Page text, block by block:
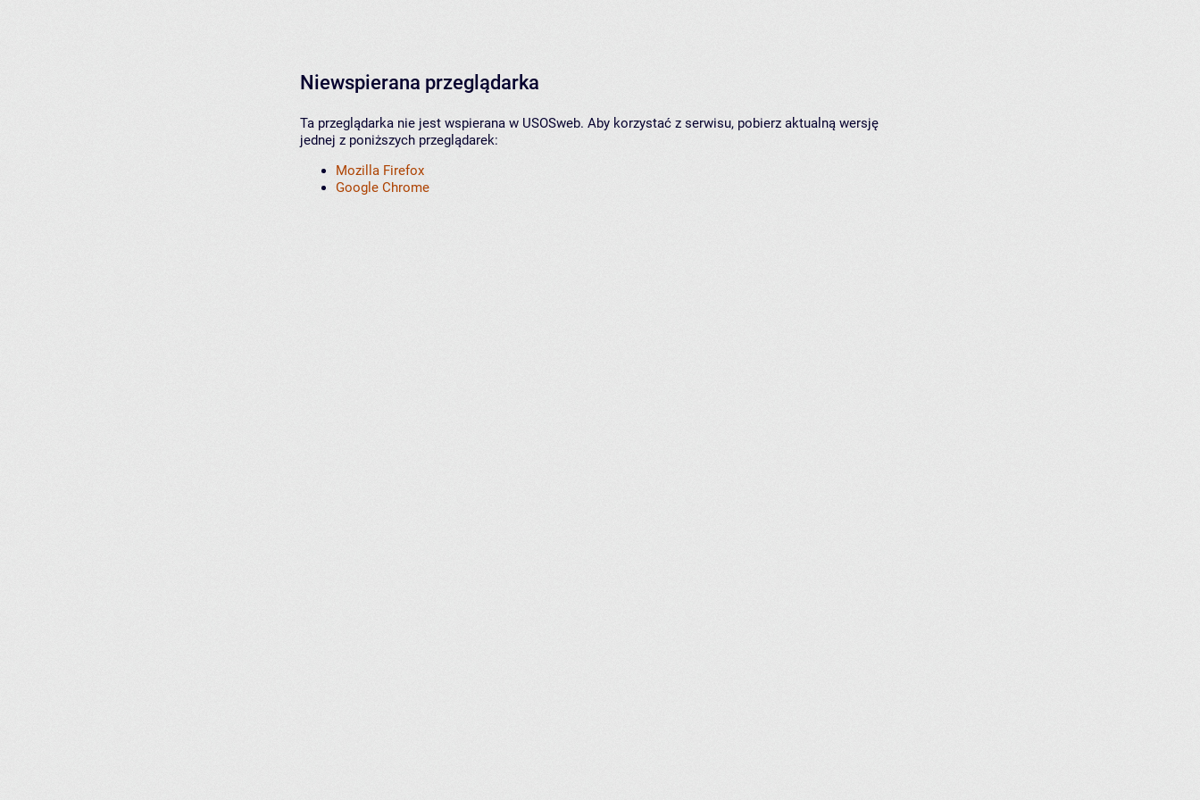
Niewspierana przeglądarka
Ta przeglądarka nie jest wspierana w USOSweb. Aby korzystać z serwisu, pobierz aktualną wersję
jednej z poniższych przeglądarek:
Mozilla Firefox
Google Chrome